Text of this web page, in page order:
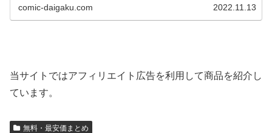
comic-daigaku.com 2022.11.13
当サイトではアフィリエイト広告を利用して商品を紹介し
ています。
無料・最安価まとめ